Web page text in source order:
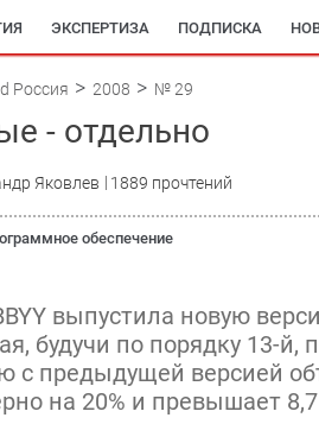
ЭКСПЕРТИЗА ПОДПИСКА
Россия 2008 № 29
- отдельно
Яковлев 1889 прочтений
обеспечение
выпустила новую
будучи по порядку 13-й,
с предыдущей версией
на 20% и превышает